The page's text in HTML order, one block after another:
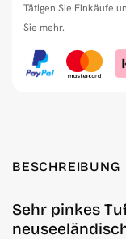
Tätigen Sie Einkäufe
Sie mehr.
BESCHREIBUNG
Sehr pinkes